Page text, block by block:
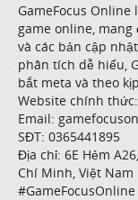
GameFocus
game online,
và các bản cập
phân tích dễ hiểu,
bắt meta và theo
Website chính thức:
Email:
SĐT: 0365441895
Địa chỉ: 6E Hẻm
Chí Minh, Việt Nam